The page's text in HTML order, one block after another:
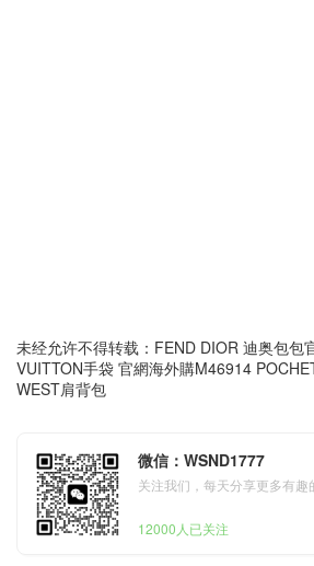
未经允许不得转载： FEND DIOR 迪奥包包
VUITTON手袋 官網海外購M46914
WEST肩背包
微信：WSND1777
关注我们，每天分享更多有趣
12000人已关注